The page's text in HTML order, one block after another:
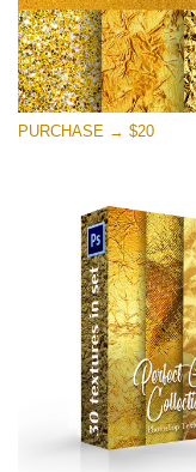
(1783 Overlays)
Large 6000*4000px
PURCHASE → $20